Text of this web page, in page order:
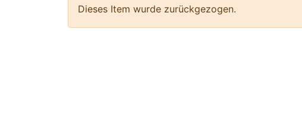
Dieses Item wurde zurückgezogen.